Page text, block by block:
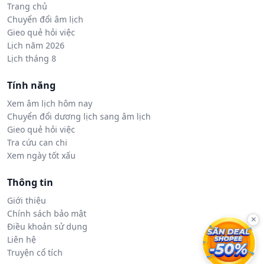
Trang chủ
Chuyển đổi âm lịch
Gieo quẻ hỏi việc
Lịch năm 2026
Lịch tháng 8
Tính năng
Xem âm lịch hôm nay
Chuyển đổi dương lịch sang âm lịch
Gieo quẻ hỏi việc
Tra cứu can chi
Xem ngày tốt xấu
Thông tin
Giới thiệu
Chính sách bảo mật
Điều khoản sử dụng
Liên hệ
Truyện cổ tích
×